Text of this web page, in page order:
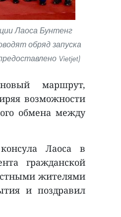
Лаоса Бунтенг
обряд запуска
Vietjet)
маршрут,
возможности
обмена между
Лаоса в
гражданской
жителями
и поздравил